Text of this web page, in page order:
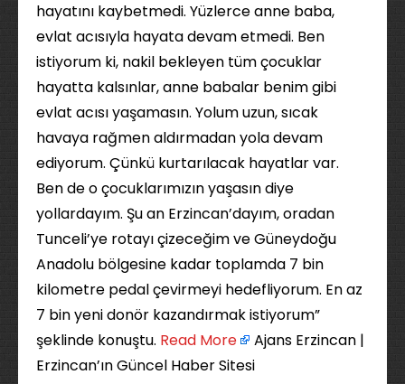
hayatını kaybetmedi. Yüzlerce anne baba,
evlat acısıyla hayata devam etmedi. Ben
istiyorum ki, nakil bekleyen tüm çocuklar
hayatta kalsınlar, anne babalar benim gibi
evlat acısı yaşamasın. Yolum uzun, sıcak
havaya rağmen aldırmadan yola devam
ediyorum. Çünkü kurtarılacak hayatlar var.
Ben de o çocuklarımızın yaşasın diye
yollardayım. Şu an Erzincan’dayım, oradan
Tunceli’ye rotayı çizeceğim ve Güneydoğu
Anadolu bölgesine kadar toplamda 7 bin
kilometre pedal çevirmeyi hedefliyorum. En az
7 bin yeni donör kazandırmak istiyorum”
şeklinde konuştu. ​ Read More
Ajans Erzincan |
Erzincan’ın Güncel Haber Sitesi